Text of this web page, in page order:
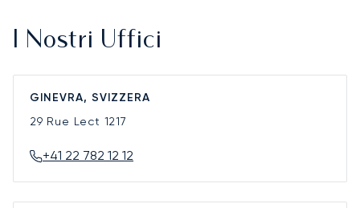
I Nostri Uffici
GINEVRA, SVIZZERA
29 Rue Lect 1217
+41 22 782 12 12